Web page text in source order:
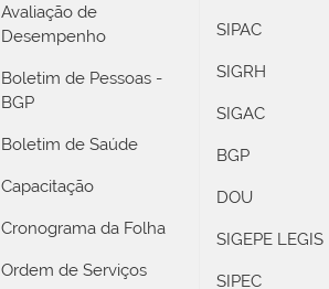
Avaliação de
Desempenho
Boletim de Pessoas -
BGP
Boletim de Saúde
Capacitação
Cronograma da Folha
Ordem de Serviços
SIPAC
SIGRH
SIGAC
BGP
DOU
SIGEPE LEGIS
SIPEC